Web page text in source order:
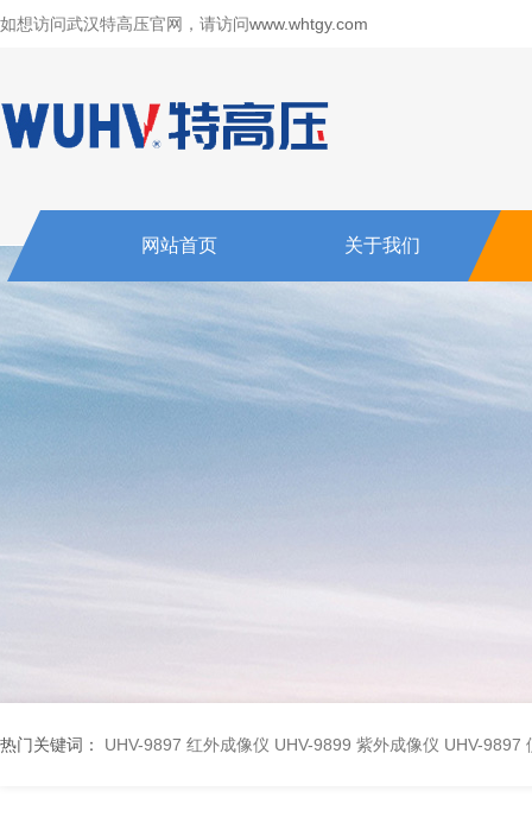
如想访问武汉特高压官网，请访问www.whtgy.com
网站首页 关于我们
热门关键词： UHV-9897 红外成像仪 UHV-9899 紫外成像仪 UHV-9897